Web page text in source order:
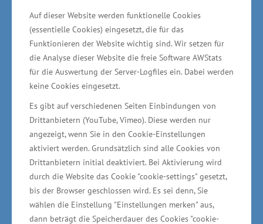
Auf dieser Website werden funktionelle Cookies
(essentielle Cookies) eingesetzt, die für das
Funktionieren der Website wichtig sind. Wir setzen für
die Analyse dieser Website die freie Software AWStats
für die Auswertung der Server-Logfiles ein. Dabei werden
keine Cookies eingesetzt.
Es gibt auf verschiedenen Seiten Einbindungen von
Drittanbietern (YouTube, Vimeo). Diese werden nur
angezeigt, wenn Sie in den Cookie-Einstellungen
aktiviert werden. Grundsätzlich sind alle Cookies von
Drittanbietern initial deaktiviert. Bei Aktivierung wird
durch die Website das Cookie "cookie-settings" gesetzt,
bis der Browser geschlossen wird. Es sei denn, Sie
wählen die Einstellung "Einstellungen merken" aus,
dann beträgt die Speicherdauer des Cookies "cookie-
für den Bereich der maritimen Offshore- und
Havariedienstleistungen
Zudem plant das Unternehmen eine weitere,
neue Geschäftsausrichtung: Am Standort soll
eine ROV-Pilotenausbildungsstätte für den
Bereich der maritimen Offshore- und
Havariedienstleistungen entstehen. „Baltic
Taucher hat den Markt im Blick, reagiert auf
Kundenbedürfnisse und geht behutsam neue
Wege mit ihrem Angebot. So gelingt es, den
Betrieb breit aufzustellen. Passend dazu